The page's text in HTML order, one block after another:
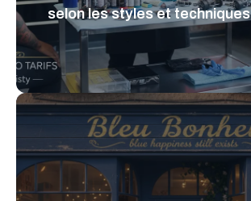
selon les styles et techniques